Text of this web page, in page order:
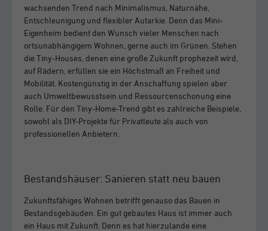
wachsenden Trend nach Minimalismus, Naturnähe,
Entschleunigung und flexibler Autarkie. Denn das Mini-
Eigenheim bedient den Wunsch vieler Menschen nach
ortsunabhängigem Wohnen, gerne auch im Grünen. Stehen
die Tiny-Houses, denen eine große Zukunft prophezeit wird,
auf Rädern, erfüllen sie ein Höchstmaß an Freiheit und
Mobilität. Kostengünstig in der Anschaffung spielen aber
auch Umweltbewusstsein und Ressourcenschonung eine
Rolle. Für den Tiny-Home-Trend gibt es zahlreiche Beispiele,
sowohl als DIY-Projekte für Privatleute als auch von
professionellen Anbietern.
Bestandshäuser: Sanieren statt neu bauen
Zukunftsfähiges Wohnen betrifft genauso das Bauen in
Bestandsgebäuden. Ein gut gebautes Haus ist immer auch
ein Haus mit Zukunft. Denn es hat hierzulande eine